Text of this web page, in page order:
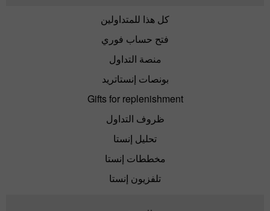
كل هذا للمتداولين
فتح حساب فوري
منصة التداول
بونصات إنستاتريد
Gifts for replenishment
ظروف التداول
تحليل إنستا
مخططات إنستا
تلفزيون إنستا